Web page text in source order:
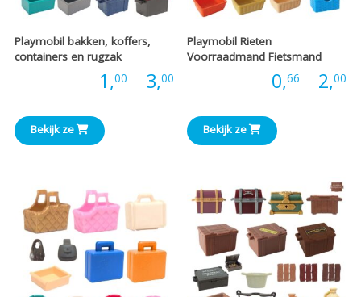
Playmobil bakken, koffers,
containers en rugzak
1,00 3,00Prijsklasse:
€1,00
tot
€3,00
Bekijk ze
Playmobil Rieten
Voorraadmand Fietsmand
0,66 2,00
Bekijk ze